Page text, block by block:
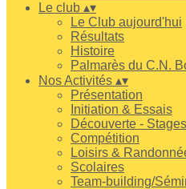
Le club ▴▾
Le Club aujourd'hui
Résultats
Histoire
Palmarès du C.N.
Nos Activités ▴▾
Présentation
Initiation & Essais
Découverte -
Compétition
Loisirs &
Scolaires
Team-building/